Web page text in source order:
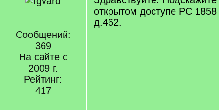
Сообщений:
369
На сайте с
2009 г.
Рейтинг:
417
открытом доступе РС
д.462.